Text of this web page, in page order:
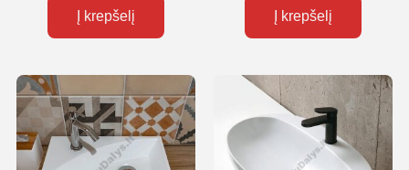
Į krepšelį Į krepšelį